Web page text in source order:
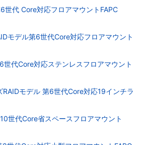
世代 Core対応フロアマウントFAPC
モデル第6世代Core対応フロアマウント
代Core対応ステンレスフロアマウント
モデル 第6世代Core対応19インチラ
世代Core省スペースフロアマウント